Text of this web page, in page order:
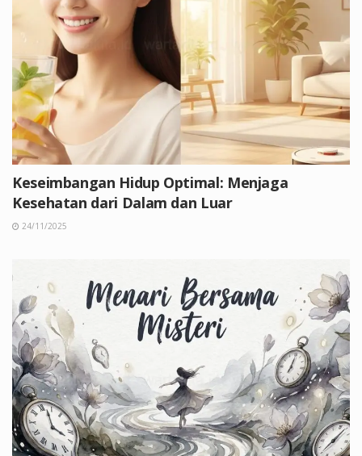
Keseimbangan Hidup Optimal: Menjaga
Kesehatan dari Dalam dan Luar
24/11/2025